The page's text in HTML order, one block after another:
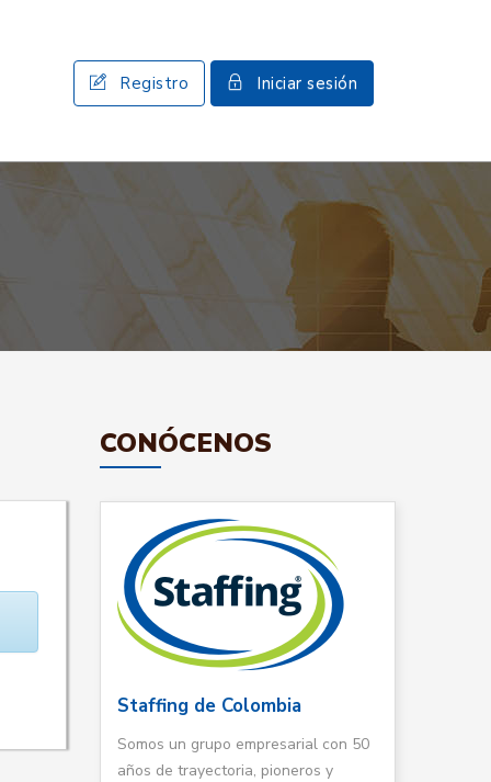
Registro Iniciar sesión
CONÓCENOS
Staffing de Colombia
Somos un grupo empresarial con 50
años de trayectoria, pioneros y